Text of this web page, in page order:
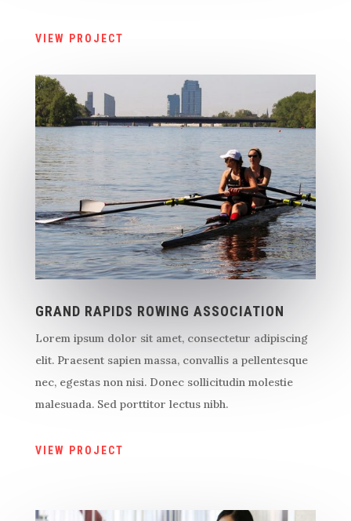
VIEW PROJECT
GRAND RAPIDS ROWING ASSOCIATION
Lorem ipsum dolor sit amet, consectetur adipiscing
elit. Praesent sapien massa, convallis a pellentesque
nec, egestas non nisi. Donec sollicitudin molestie
malesuada. Sed porttitor lectus nibh.
VIEW PROJECT